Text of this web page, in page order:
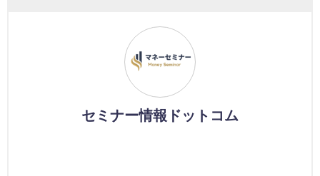
セミナー情報ドットコム